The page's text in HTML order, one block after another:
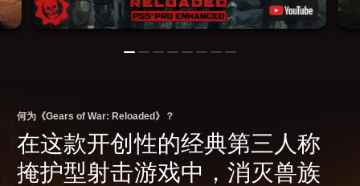
何为《Gears of War: Reloaded》？
在这款开创性的经典第三人称
掩护型射击游戏中，消灭兽族